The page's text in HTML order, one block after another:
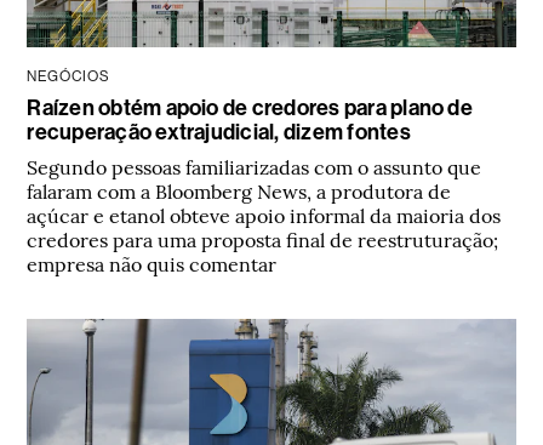
NEGÓCIOS
Raízen obtém apoio de credores para plano de
recuperação extrajudicial, dizem fontes
Segundo pessoas familiarizadas com o assunto que
falaram com a Bloomberg News, a produtora de
açúcar e etanol obteve apoio informal da maioria dos
credores para uma proposta final de reestruturação;
empresa não quis comentar